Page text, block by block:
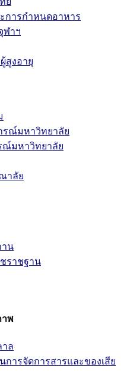
การกำหนดอาหาร
ฬาฯ
สูงอายุ
รณ์มหาวิทยาลัย
ณ์มหาวิทยาลัย
าลัย
น
ราชฐาน
พ
ล
การจัดการสารและของเสีย